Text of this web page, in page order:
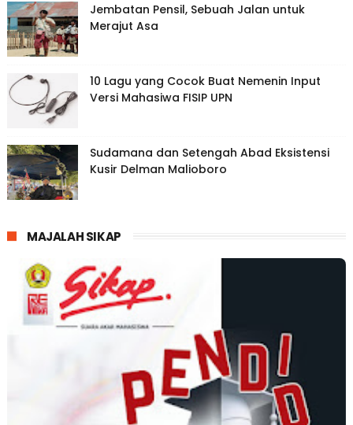
Jembatan Pensil, Sebuah Jalan untuk
Merajut Asa
10 Lagu yang Cocok Buat Nemenin Input
Versi Mahasiwa FISIP UPN
Sudamana dan Setengah Abad Eksistensi
Kusir Delman Malioboro
MAJALAH SIKAP